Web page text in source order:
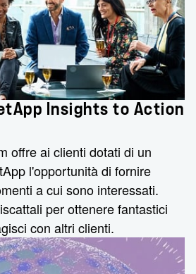
Insights to Action
offre ai clienti dotati di un
l'opportunità di fornire
a cui sono interessati.
per ottenere fantastici
con altri clienti.